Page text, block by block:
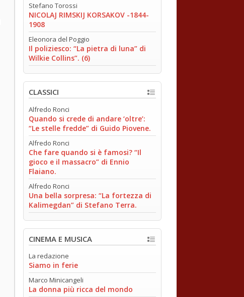
Stefano Torossi
NICOLAJ RIMSKIJ KORSAKOV -1844-
1908
Eleonora del Poggio
Il poliziesco: “La pietra di luna” di
Wilkie Collins”. (6)
CLASSICI
Alfredo Ronci
Quando si crede di andare ‘oltre’:
“Le stelle fredde” di Guido Piovene.
Alfredo Ronci
Che fare quando si è famosi? “Il
gioco e il massacro” di Ennio
Flaiano.
Alfredo Ronci
Una bella sorpresa: “La fortezza di
Kalimegdan” di Stefano Terra.
CINEMA E MUSICA
La redazione
Siamo in ferie
Marco Minicangeli
La donna più ricca del mondo